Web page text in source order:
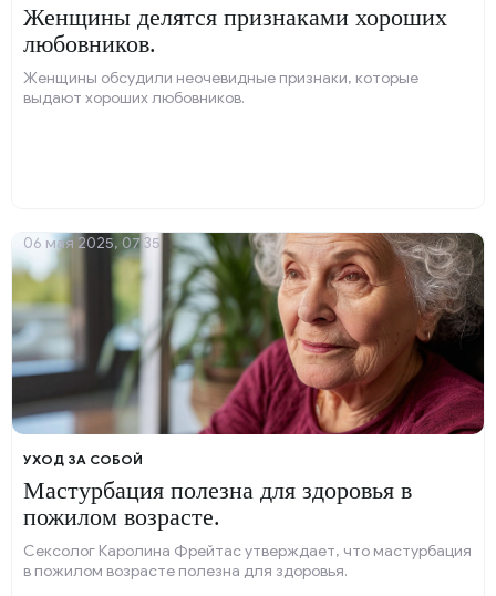
Женщины делятся признаками хороших
любовников.
Женщины обсудили неочевидные признаки, которые
выдают хороших любовников.
УХОД ЗА СОБОЙ
Мастурбация полезна для здоровья в
пожилом возрасте.
Сексолог Каролина Фрейтас утверждает, что мастурбация
в пожилом возрасте полезна для здоровья.
06 мая 2025, 07:35